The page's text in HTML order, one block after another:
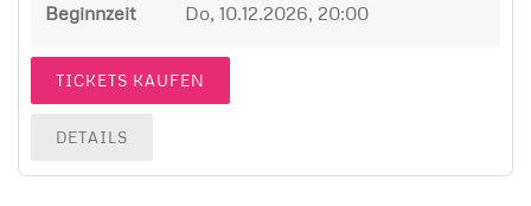
Beginnzeit Do, 10.12.2026, 20:00
TICKETS KAUFEN
DETAILS